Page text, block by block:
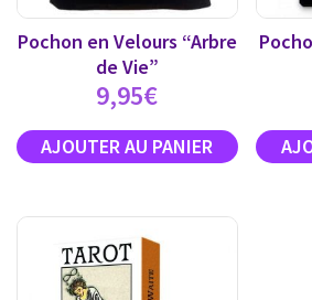
Pochon en Velours “Arbre
de Vie”
9,95€